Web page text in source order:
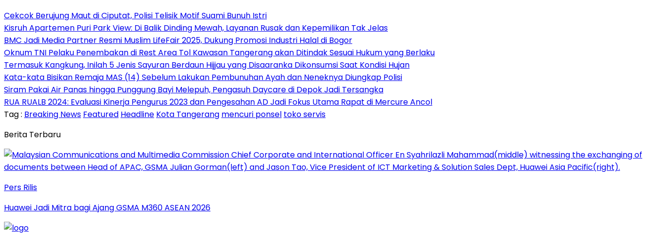
Cekcok Berujung Maut di Ciputat, Polisi Telisik Motif Suami Bunuh Istri
Kisruh Apartemen Puri Park View: Di Balik Dinding Mewah, Layanan Rusak dan Kepemilikan Tak Jelas
BMC Jadi Media Partner Resmi Muslim LifeFair 2025, Dukung Promosi Industri Halal di Bogor
Oknum TNI Pelaku Penembakan di Rest Area Tol Kawasan Tangerang akan Ditindak Sesuai Hukum yang Berlaku
Termasuk Kangkung, Inilah 5 Jenis Sayuran Berdaun Hijjau yang Disaaranka Dikonsumsi Saat Kondisi Hujan
Kata-kata Bisikan Remaja MAS (14) Sebelum Lakukan Pembunuhan Ayah dan Neneknya Diungkap Polisi
Siram Pakai Air Panas hingga Punggung Bayi Melepuh, Pengasuh Daycare di Depok Jadi Tersangka
RUA RUALB 2024: Evaluasi Kinerja Pengurus 2023 dan Pengesahan AD Jadi Fokus Utama Rapat di Mercure Ancol
Tag : Breaking News Featured Headline Kota Tangerang mencuri ponsel toko servis
Berita Terbaru
Pers Rilis
Huawei Jadi Mitra bagi Ajang GSMA M360 ASEAN 2026